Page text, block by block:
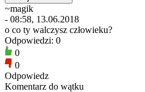
~magik
- 08:58, 13.06.2018
o co ty walczysz człowieku?
Odpowiedzi: 0
0
0
Odpowiedz
Komentarz do wątku